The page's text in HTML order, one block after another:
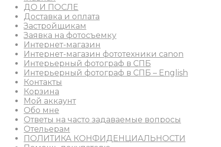
ДО И ПОСЛЕ
Доставка и оплата
Застройщикам
Заявка на фотосъемку
Интернет-магазин
Интернет-магазин фототехники canon
Интерьерный фотограф в СПБ
Интерьерный фотограф в СПБ – English
Контакты
Корзина
Мой аккаунт
Обо мне
Ответы на часто задаваемые вопросы
Отельерам
ПОЛИТИКА КОНФИДЕНЦИАЛЬНОСТИ